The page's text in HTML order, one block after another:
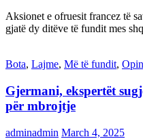
Aksionet e ofruesit francez të
gjatë dy ditëve të fundit mes
Bota, Lajme, Më të fundit,
Gjermani, ekspertët
për mbrojtje
adminadmin March 4, 2025